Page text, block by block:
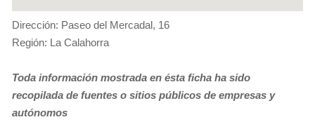
Dirección: Paseo del Mercadal, 16
Región: La Calahorra
Toda información mostrada en ésta ficha ha sido
recopilada de fuentes o sitios públicos de empresas y
autónomos